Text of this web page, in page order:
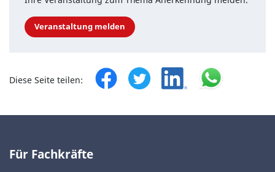
Veranstaltung melden
Diese Seite teilen:
Für Fachkräfte